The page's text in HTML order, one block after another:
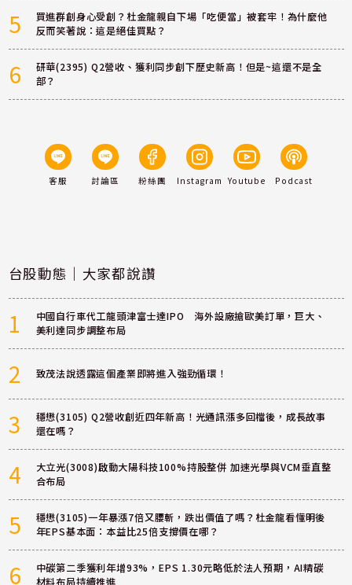
5
買進群創身心受創？杜金龍親自下場「吃便當」被套牢！為什麼他
反而笑著說：這是絕佳買點？
6
研華(2395) Q2營收、獲利同步創下歷史新高！但是~這還不是全
部？
客服 討論區 粉絲團 Instagram Youtube Podcast
台股動態｜大家都說讚
1
中國自行車代工龍頭津富士達IPO 海外設廠搶歐美訂單，巨大、
美利達同步調整布局
2 致茂法說透露這個產業即將進入強勁循環！
3
穩懋(3105) Q2營收創近四年新高！光通訊漲多回檔後，成長故事
還在嗎？
4
大立光(3008)啟動大陽科技100%持股整併 加速光學與VCM垂直整
合布局
5
穩懋(3105)一年暴漲7倍又腰斬，跌出價值了嗎？杜金龍看懂明後
年EPS基本面：本益比25倍支撐價在哪？
6
中碳第二季獲利年增93%，EPS 1.30元略低於法人預期，AI精碳
材料布局持續推進